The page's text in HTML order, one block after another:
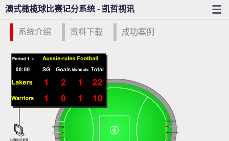
澳式橄榄球比赛记分系统 - 凯哲视讯
系统介绍 资料下载 成功案例